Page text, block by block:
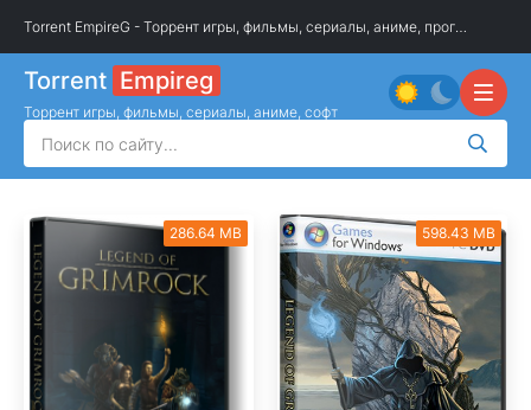
Torrent Empireg
Торрент игры, фильмы, сериалы, аниме, софт
286.64 MB 598.43 MB